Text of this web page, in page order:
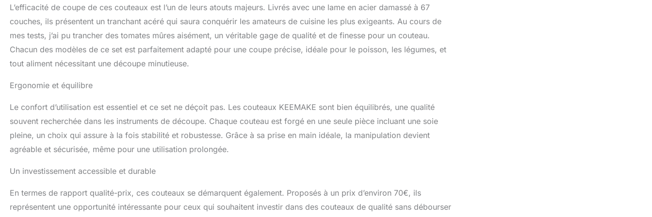
L’efficacité de coupe de ces couteaux est l’un de leurs atouts majeurs. Livrés avec une lame en acier damassé à 67
couches, ils présentent un tranchant acéré qui saura conquérir les amateurs de cuisine les plus exigeants. Au cours de
mes tests, j’ai pu trancher des tomates mûres aisément, un véritable gage de qualité et de finesse pour un couteau.
Chacun des modèles de ce set est parfaitement adapté pour une coupe précise, idéale pour le poisson, les légumes, et
tout aliment nécessitant une découpe minutieuse.
Ergonomie et équilibre
Le confort d’utilisation est essentiel et ce set ne déçoit pas. Les couteaux KEEMAKE sont bien équilibrés, une qualité
souvent recherchée dans les instruments de découpe. Chaque couteau est forgé en une seule pièce incluant une soie
pleine, un choix qui assure à la fois stabilité et robustesse. Grâce à sa prise en main idéale, la manipulation devient
agréable et sécurisée, même pour une utilisation prolongée.
Un investissement accessible et durable
En termes de rapport qualité-prix, ces couteaux se démarquent également. Proposés à un prix d’environ 70€, ils
représentent une opportunité intéressante pour ceux qui souhaitent investir dans des couteaux de qualité sans débourser